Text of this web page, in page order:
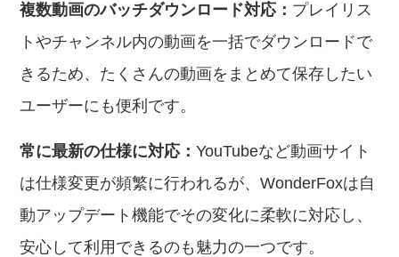
複数動画のバッチダウンロード対応： プレイリス
トやチャンネル内の動画を一括でダウンロードで
きるため、たくさんの動画をまとめて保存したい
ユーザーにも便利です。
常に最新の仕様に対応：YouTubeなど動画サイト
は仕様変更が頻繁に行われるが、WonderFoxは自
動アップデート機能でその変化に柔軟に対応し、
安心して利用できるのも魅力の一つです。